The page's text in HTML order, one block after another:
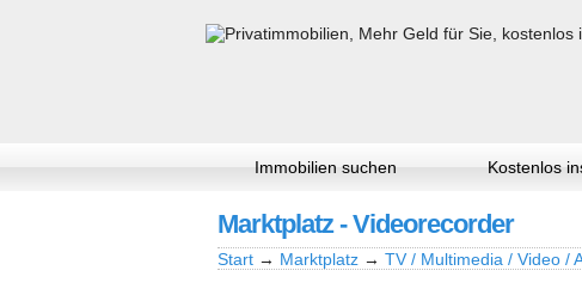
Immobilien suchen Kostenlos
Marktplatz - Videorecorder
Start → Marktplatz → TV / Multimedia / Video /